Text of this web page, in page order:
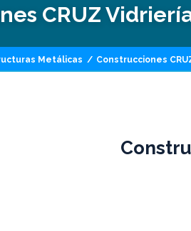
CRUZ
Metálicas / Construcciones